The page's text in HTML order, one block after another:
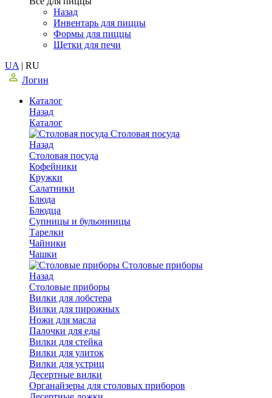
Назад
Инвентарь для пиццы
Формы для пиццы
Щетки для печи
UA | RU
Логин
Каталог
Назад
Каталог
Столовая посуда
Назад
Столовая посуда
Кофейники
Кружки
Салатники
Блюда
Блюдца
Супницы и бульонницы
Тарелки
Чайники
Чашки
Cтоловые приборы
Назад
Cтоловые приборы
Вилки для лобстера
Вилки для пирожных
Ножи для масла
Палочки для еды
Вилки для стейка
Вилки для улиток
Вилки для устриц
Десертные вилки
Органайзеры для столовых приборов